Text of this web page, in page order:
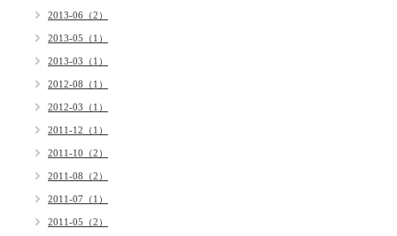
2013-06（2）
2013-05（1）
2013-03（1）
2012-08（1）
2012-03（1）
2011-12（1）
2011-10（2）
2011-08（2）
2011-07（1）
2011-05（2）